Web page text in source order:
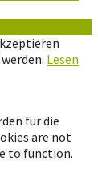
Lesen
für die
are not
to function.